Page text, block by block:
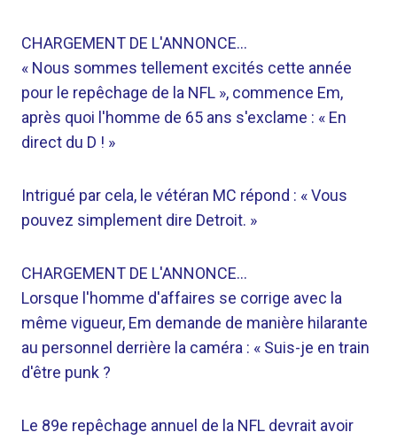
CHARGEMENT DE L'ANNONCE…
« Nous sommes tellement excités cette année
pour le repêchage de la NFL », commence Em,
après quoi l'homme de 65 ans s'exclame : « En
direct du D ! »
Intrigué par cela, le vétéran MC répond : « Vous
pouvez simplement dire Detroit. »
CHARGEMENT DE L'ANNONCE…
Lorsque l'homme d'affaires se corrige avec la
même vigueur, Em demande de manière hilarante
au personnel derrière la caméra : « Suis-je en train
d'être punk ?
Le 89e repêchage annuel de la NFL devrait avoir